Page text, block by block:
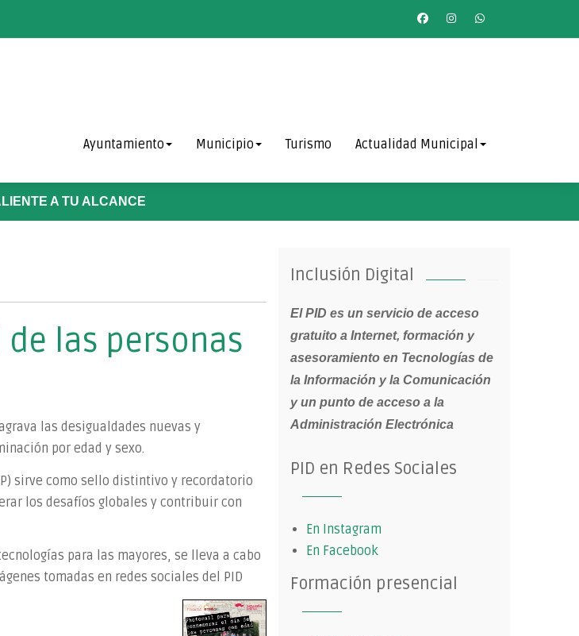
Ayuntamiento Municipio Turismo Actualidad Municipal
A TU ALCANCE
las personas
las desigualdades nuevas y
por edad y sexo.
sirve como sello distintivo y recordatorio
los desafíos globales y contribuir con
para las mayores, se lleva a cabo
tomadas en redes sociales del PID
Inclusión Digital
El PID es un servicio de acceso
gratuito a Internet, formación y
asesoramiento en Tecnologías de
la Información y la Comunicación
y un punto de acceso a la
Administración Electrónica
PID en Redes Sociales
En Instagram
En Facebook
Formación presencial